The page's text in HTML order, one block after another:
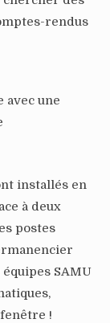
rendus
avec une
installés en
à deux
postes
SAMU
!